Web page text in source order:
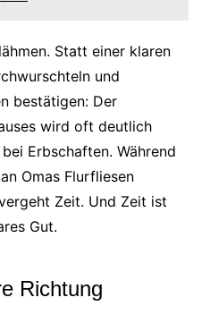
Statt einer klaren
und
bestätigen: Der
wird oft deutlich
Erbschaften. Während
Omas Flurfliesen
Zeit. Und Zeit ist
Gut.
Richtung